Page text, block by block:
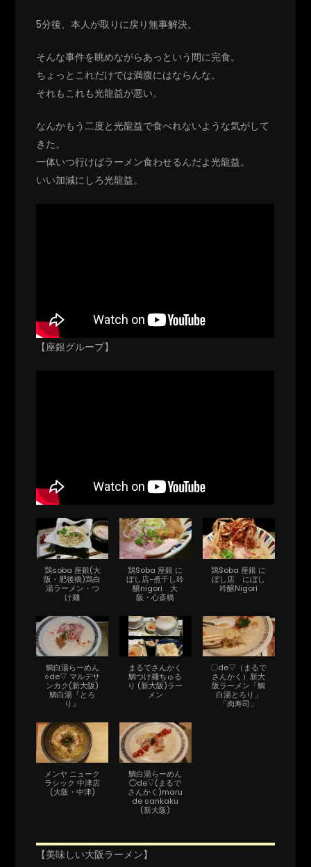
5分後、本人が取りに戻り無事解決。
そんな事件を眺めながらあっという間に完食。
ちょっとこれだけでは満腹にはならんな。
それもこれも光龍益が悪い。
なんかもう二度と光龍益で食べれないような気がして
きた。
一体いつ行けばラーメン食わせるんだよ光龍益。
いい加減にしろ光龍益。
【座銀グループ】
鶏soba 座銀(大
阪・肥後橋)鶏白
湯ラーメン・つ
け麺
鶏Soba 座銀 に
ぼし店-煮干し吟
醸nigori 大
阪・心斎橋
鶏Soba 座銀 に
ぼし店 にぼし
吟醸Nigori
鯛白湯らーめん
○de▽ マルデサ
ンカク(新大阪)
鯛白湯『とろ
り』
まるでさんかく
鯛つけ麺ちゅる
り (新大阪)ラー
メン
〇de▽（まるで
さんかく）新大
阪ラーメン「鯛
白湯とろり」
「肉寿司」
メンヤ ニューク
ラシック 中津店
(大阪・中津)
鯛白湯らーめん
◯de▽(まるで
さんかく)maru
de sankaku
(新大阪)
【美味しい大阪ラーメン】